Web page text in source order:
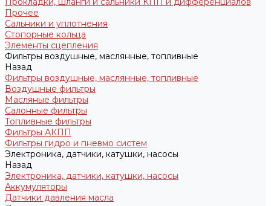
Прочее
Сальники и уплотнения
Стопорные кольца
Элементы сцепления
Фильтры воздушные, маслянные, топливные
Назад
Фильтры воздушные, маслянные, топливные
Воздушные фильтры
Масляные фильтры
Салонные фильтры
Топливные фильтры
Фильтры АКПП
Фильтры гидро и пневмо систем
Электроника, датчики, катушки, насосы
Назад
Электроника, датчики, катушки, насосы
Аккумуляторы
Датчики давления масла